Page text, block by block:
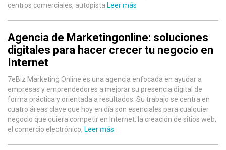
centros comerciales, autopista Leer más
Agencia de Marketingonline: soluciones
digitales para hacer crecer tu negocio en
Internet
7eBiz Marketing Online es una agencia enfocada en ayudar a
empresas y emprendedores a mejorar su presencia digital de
forma práctica y orientada a resultados. Su trabajo se centra en
cuatro áreas clave que hoy en día son esenciales para cualquier
negocio que quiera competir en Internet: la creación de sitios web,
el comercio electrónico, Leer más